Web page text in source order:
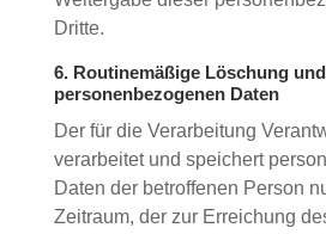
Dritte.
6. Routinemäßige Löschung
personenbezogenen Daten
Der für die Verarbeitung
verarbeitet und speichert
Daten der betroffenen Person
Zeitraum, der zur Erreichung